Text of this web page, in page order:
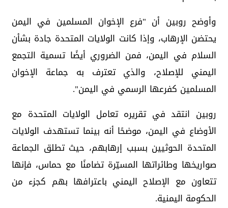
وأوضح روبين أن "فرع الإخوان المسلمين في اليمن
يحتضن الإرهاب، وإذا كانت الولايات المتحدة جادة بشأن
السلام في اليمن، فمن الضروري أيضًا تسمية التجمع
اليمني للإصلاح، والذي تعترف به جماعة الإخوان
المسلمين كفرعها الرسمي في اليمن".
روبين انتقد في تقريره تعامل الولايات المتحدة مع
الأوضاع في اليمن، موضحًا أنه بينما تستهدف الولايات
المتحدة الحوثيين بسبب إرهابهم، حيث تطلق الجماعة
صواريخها وطائراتها المسيّرة تضامنًا مع حماس، فإنها
تتعاون مع الإصلاح اليمني باعترافها بهم كجزء من
الحكومة اليمنية.